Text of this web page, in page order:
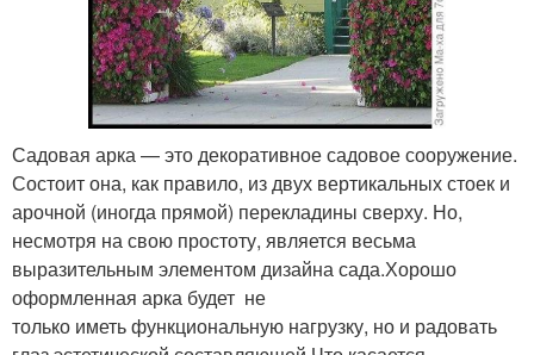
Садовая арка — это декоративное садовое сооружение.
Состоит она, как правило, из двух вертикальных стоек и
арочной (иногда прямой) перекладины сверху. Но,
несмотря на свою простоту, является весьма
выразительным элементом дизайна сада.Хорошо
оформленная арка будет не
только иметь функциональную нагрузку, но и радовать